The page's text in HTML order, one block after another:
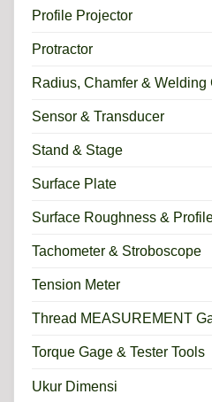
Profile Projector
Protractor
Radius, Chamfer & Welding
Sensor & Transducer
Stand & Stage
Surface Plate
Surface Roughness &
Tachometer & Stroboscope
Tension Meter
Thread MEASUREMENT
Torque Gage & Tester Tools
Ukur Dimensi